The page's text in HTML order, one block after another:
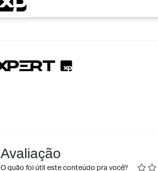
Avaliação
O quão foi útil este conteúdo pra você?